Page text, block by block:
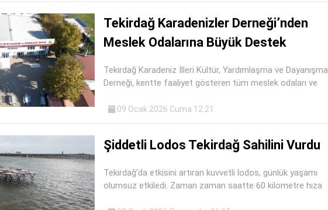
Tekirdağ Karadenizler Derneği’nden
Meslek Odalarına Büyük Destek
Tekirdağ Karadeniz İlleri Kültür, Yardımlaşma ve Dayanışma
Derneği, kentte faaliyet gösteren tüm meslek odaları ve
09 Ocak 2026 Cuma 12:21
Şiddetli Lodos Tekirdağ Sahilini Vurdu
Tekirdağ’da etkisini artıran kuvvetli lodos, günlük yaşamı
olumsuz etkiledi. Zaman zaman saatte 60 kilometre hıza